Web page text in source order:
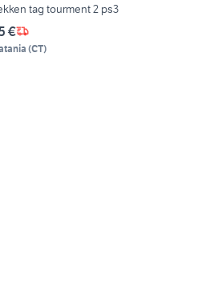
tag tourment 2 ps3
€
(CT)